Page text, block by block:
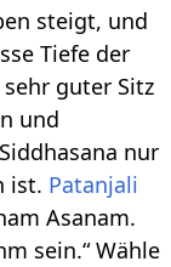
steigt, und
Tiefe der
guter Sitz
und
nur
ist. Patanjali
Asanam.
sein.“ Wähle